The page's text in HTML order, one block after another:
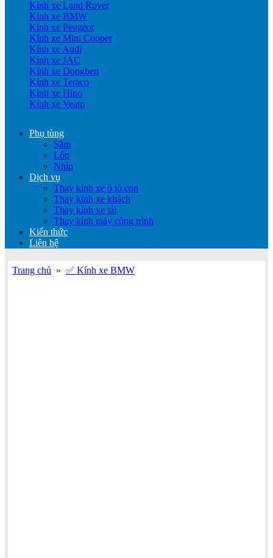
Kính xe Land Rover
Kính xe BMW
Kính xe Peugeot
Kính xe Mini Cooper
Kính xe Audi
Kính xe JAC
Kính xe Dongben
Kính xe Teraco
Kính xe Hino
Kính xe Veam
Phụ tùng
Săm
Lốp
Nhíp
Dịch vụ
Thay kính xe ô tô con
Thay kính xe khách
Thay kính xe tải
Thay kính máy công trình
Kiến thức
Liên hệ
Trang chủ » ✅ Kính xe BMW